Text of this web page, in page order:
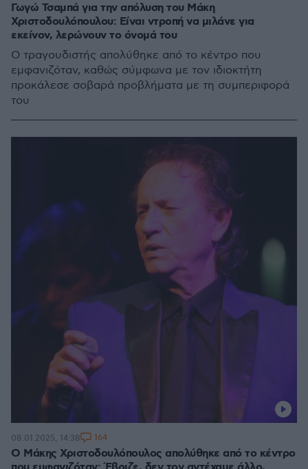
Γωγώ Τσαμπά για την απόλυση του Μάκη
Χριστοδουλόπουλου: Είναι ντροπή να μιλάνε για
εκείνον, λερώνουν το όνομά του
Ο τραγουδιστής απολύθηκε από το κέντρο που
εμφανιζόταν, καθώς σύμφωνα με τον ιδιοκτήτη
προκάλεσε σοβαρά προβλήματα με τη συμπεριφορά
του
Ο Μάκης Χριστοδουλόπουλος απολύθηκε από το κέντρο
08.01.2025, 14:38 164